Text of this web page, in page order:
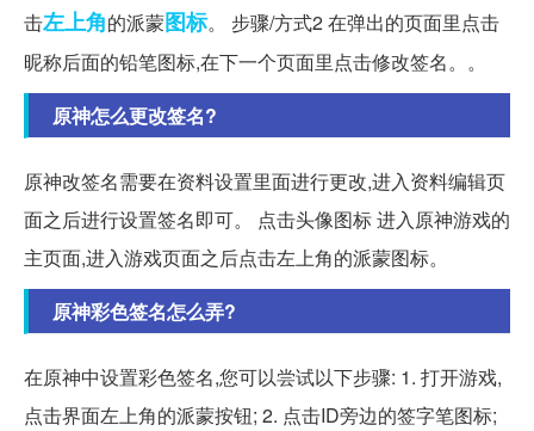
击左上角的派蒙图标。 步骤/方式2 在弹出的页面里点击
昵称后面的铅笔图标,在下一个页面里点击修改签名。。
原神怎么更改签名?
原神改签名需要在资料设置里面进行更改,进入资料编辑页
面之后进行设置签名即可。 点击头像图标 进入原神游戏的
主页面,进入游戏页面之后点击左上角的派蒙图标。
原神彩色签名怎么弄?
在原神中设置彩色签名,您可以尝试以下步骤: 1. 打开游戏,
点击界面左上角的派蒙按钮; 2. 点击ID旁边的签字笔图标;